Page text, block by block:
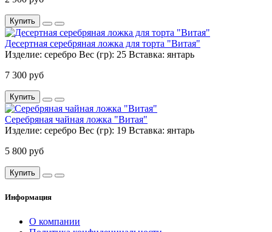
Купить
Десертная серебряная ложка для торта "Витая"
Изделие: серебро Вес (гр): 25 Вставка: янтарь
7 300 руб
Купить
Серебряная чайная ложка "Витая"
Изделие: серебро Вес (гр): 19 Вставка: янтарь
5 800 руб
Купить
Информация
О компании